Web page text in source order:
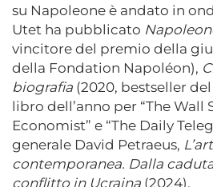
su Napoleone è andato in
Utet ha pubblicato
vincitore del premio della
della Fondation Napoléon),
biografia (2020, bestseller
libro dell’anno per “The Wall
Economist” e “The Daily
generale David Petraeus,
contemporanea. Dalla
conflitto in Ucraina (2024).